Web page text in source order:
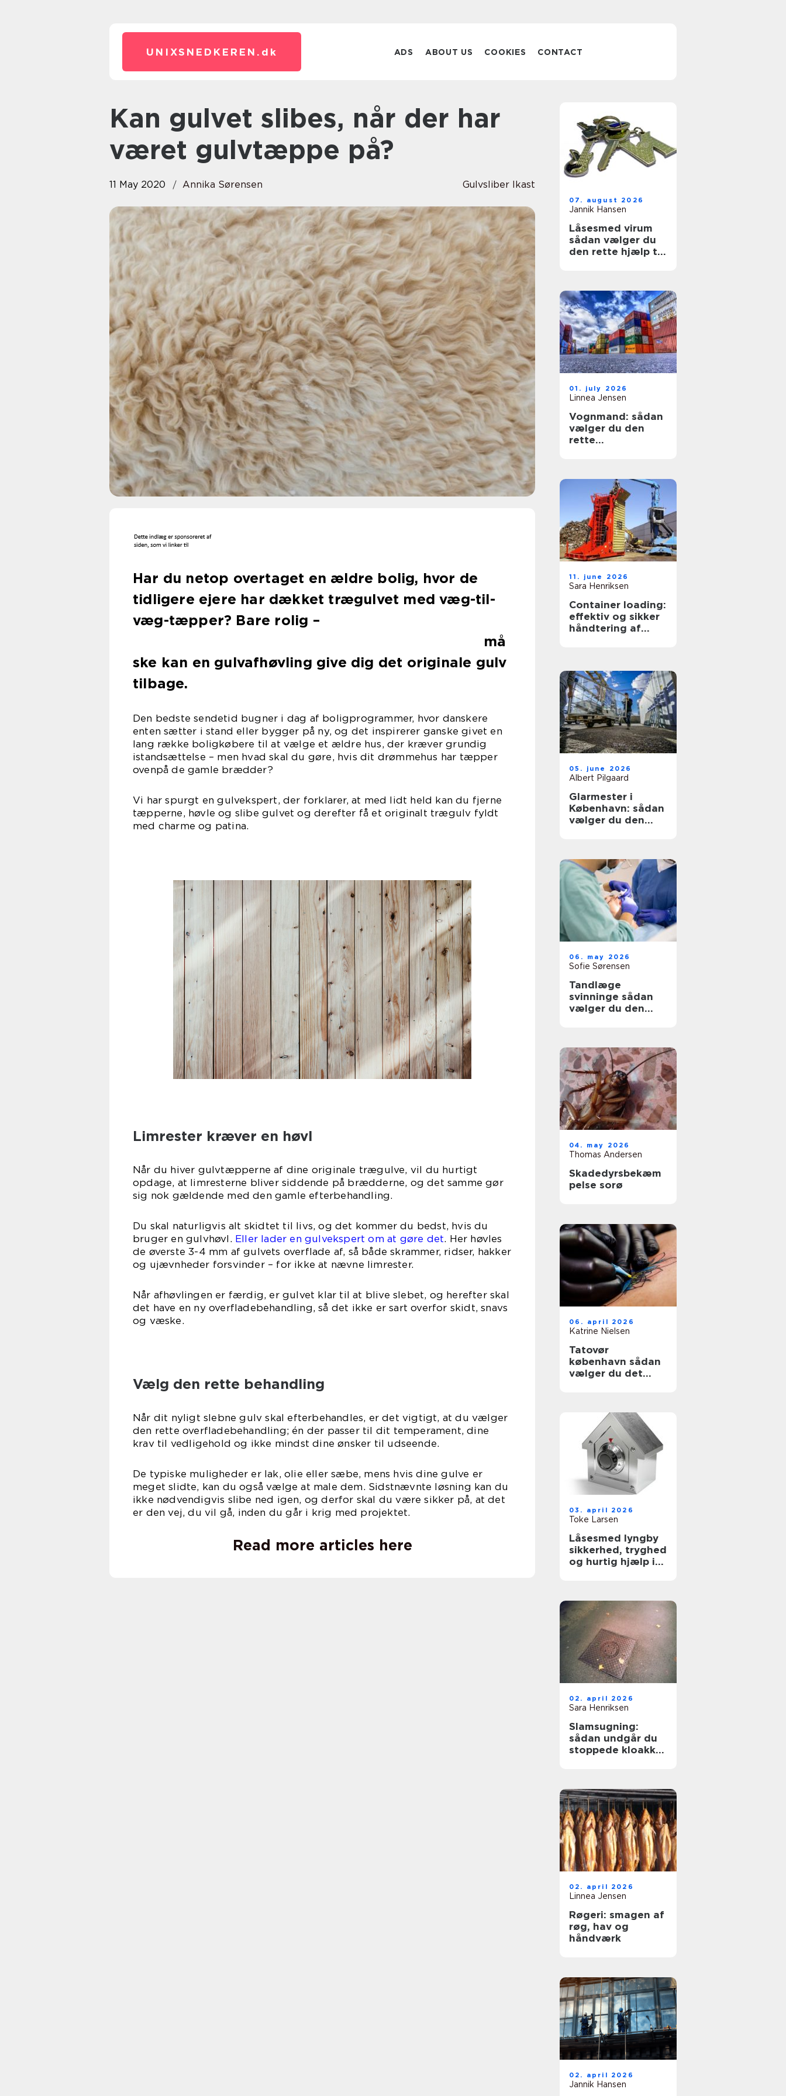
UNIXSNEDKEREN. dk ADS ABOUT US COOKIES CONTACT
Kan gulvet slibes, når der har
været gulvtæppe på?
11 May 2020 Annika Sørensen Gulvsliber Ikast
Har du netop overtaget en ældre bolig, hvor de
tidligere ejere har dækket trægulvet med væg-til-
væg-tæpper? Bare rolig –
må
ske kan en gulvafhøvling give dig det originale gulv
tilbage.
Den bedste sendetid bugner i dag af boligprogrammer, hvor danskere
enten sætter i stand eller bygger på ny, og det inspirerer ganske givet en
lang række boligkøbere til at vælge et ældre hus, der kræver grundig
istandsættelse – men hvad skal du gøre, hvis dit drømmehus har tæpper
ovenpå de gamle brædder?
Vi har spurgt en gulvekspert, der forklarer, at med lidt held kan du fjerne
tæpperne, høvle og slibe gulvet og derefter få et originalt trægulv fyldt
med charme og patina.
Limrester kræver en høvl
Når du hiver gulvtæpperne af dine originale trægulve, vil du hurtigt
opdage, at limresterne bliver siddende på brædderne, og det samme gør
sig nok gældende med den gamle efterbehandling.
Du skal naturligvis alt skidtet til livs, og det kommer du bedst, hvis du
bruger en gulvhøvl. Eller lader en gulvekspert om at gøre det. Her høvles
de øverste 3-4 mm af gulvets overflade af, så både skrammer, ridser, hakker
og ujævnheder forsvinder – for ikke at nævne limrester.
Når afhøvlingen er færdig, er gulvet klar til at blive slebet, og herefter skal
det have en ny overfladebehandling, så det ikke er sart overfor skidt, snavs
og væske.
Vælg den rette behandling
Når dit nyligt slebne gulv skal efterbehandles, er det vigtigt, at du vælger
den rette overfladebehandling; én der passer til dit temperament, dine
krav til vedligehold og ikke mindst dine ønsker til udseende.
De typiske muligheder er lak, olie eller sæbe, mens hvis dine gulve er
meget slidte, kan du også vælge at male dem. Sidstnævnte løsning kan du
ikke nødvendigvis slibe ned igen, og derfor skal du være sikker på, at det
er den vej, du vil gå, inden du går i krig med projektet.
Read more articles here
07. august 2026
Jannik Hansen
Låsesmed virum
sådan vælger du
den rette hjælp til
01. july 2026
Linnea Jensen
Vognmand: sådan
vælger du den
rette
11. june 2026
Sara Henriksen
Container loading:
effektiv og sikker
håndtering af
05. june 2026
Albert Pilgaard
Glarmester i
København: sådan
vælger du den
06. may 2026
Sofie Sørensen
Tandlæge
svinninge sådan
vælger du den
04. may 2026
Thomas Andersen
Skadedyrsbekæm
pelse sorø
06. april 2026
Katrine Nielsen
Tatovør
københavn sådan
vælger du det
03. april 2026
Toke Larsen
Låsesmed lyngby
sikkerhed, tryghed
og hurtig hjælp i
02. april 2026
Sara Henriksen
Slamsugning:
sådan undgår du
stoppede kloakker
02. april 2026
Linnea Jensen
Røgeri: smagen af
røg, hav og
håndværk
02. april 2026
Jannik Hansen